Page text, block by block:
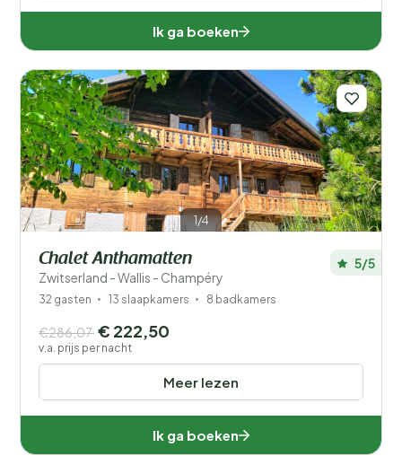
Ik ga boeken
1/4
Chalet Anthamatten
Zwitserland - Wallis - Champéry
5/5
32 gasten 13 slaapkamers 8 badkamers
Meer lezen
€286,07 € 222,50
v.a. prijs per nacht
Ik ga boeken